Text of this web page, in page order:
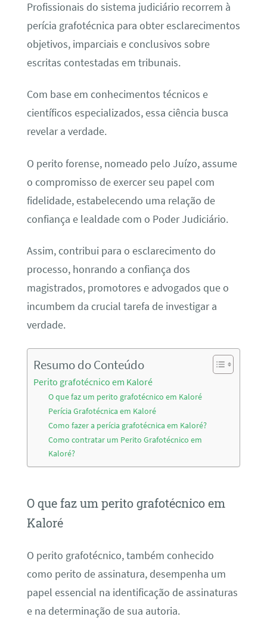
Profissionais do sistema judiciário recorrem à
perícia grafotécnica para obter esclarecimentos
objetivos, imparciais e conclusivos sobre
escritas contestadas em tribunais.
Com base em conhecimentos técnicos e
científicos especializados, essa ciência busca
revelar a verdade.
O perito forense, nomeado pelo Juízo, assume
o compromisso de exercer seu papel com
fidelidade, estabelecendo uma relação de
confiança e lealdade com o Poder Judiciário.
Assim, contribui para o esclarecimento do
processo, honrando a confiança dos
magistrados, promotores e advogados que o
incumbem da crucial tarefa de investigar a
verdade.
Resumo do Conteúdo
Perito grafotécnico em Kaloré
O que faz um perito grafotécnico em Kaloré
Perícia Grafotécnica em Kaloré
Como fazer a perícia grafotécnica em Kaloré?
Como contratar um Perito Grafotécnico em
Kaloré?
O que faz um perito grafotécnico em
Kaloré
O perito grafotécnico, também conhecido
como perito de assinatura, desempenha um
papel essencial na identificação de assinaturas
e na determinação de sua autoria.